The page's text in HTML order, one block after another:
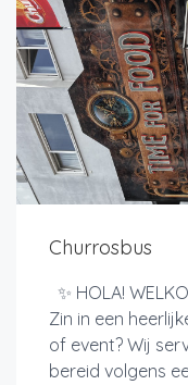
Churrosbus
✨ HOLA!
Zin in een
of event? Wij
bereid volgens